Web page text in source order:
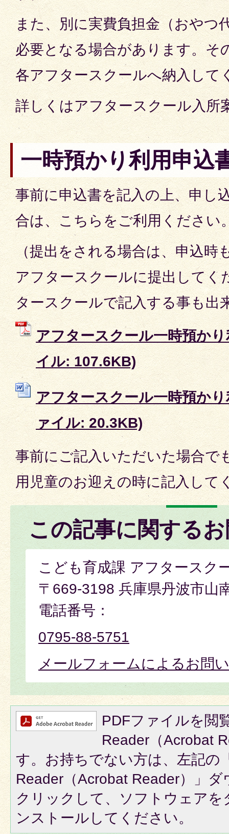
また、別に実費負担金（おやつ
必要となる場合があります。そ
各アフタースクールへ納入して
詳しくはアフタースクール入所
一時預かり利用申込
事前に申込書を記入の上、申し
合は、こちらをご利用ください
（提出をされる場合は、申込時
アフタースクールに提出してく
タースクールで記入する事も出
アフタースクール一時預か
イル: 107.6KB)
アフタースクール一時預か
ァイル: 20.3KB)
事前にご記入いただいた場合で
用児童のお迎えの時に記入して
この記事に関する
こども育成課 アフタースク
〒669-3198 兵庫県丹波市山
電話番号：
0795-88-5751
メールフォームによるお問
PDFファイルを閲
Reader（Acrobat
す。お持ちでない方は、左記の
Reader（Acrobat Reader）」
クリックして、ソフトウェア
ンストールしてください。